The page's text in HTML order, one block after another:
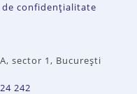
de confidențialitate
sector 1, București
242